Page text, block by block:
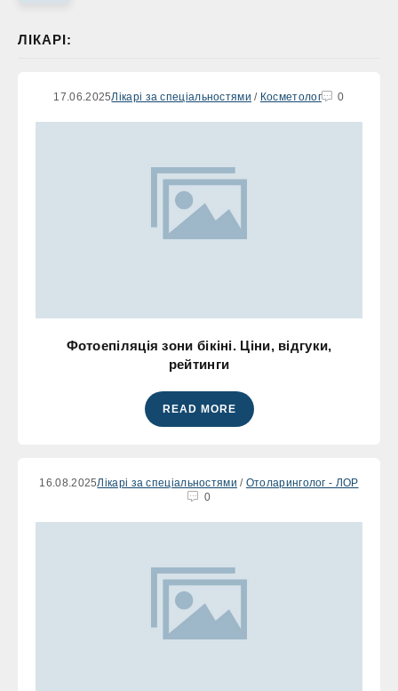
ЛІКАРІ:
17.06.2025Лікарі за спеціальностями / Косметолог 0
Фотоепіляція зони бікіні. Ціни, відгуки,
рейтинги
READ MORE
16.08.2025Лікарі за спеціальностями / Отоларинголог - ЛОР
0